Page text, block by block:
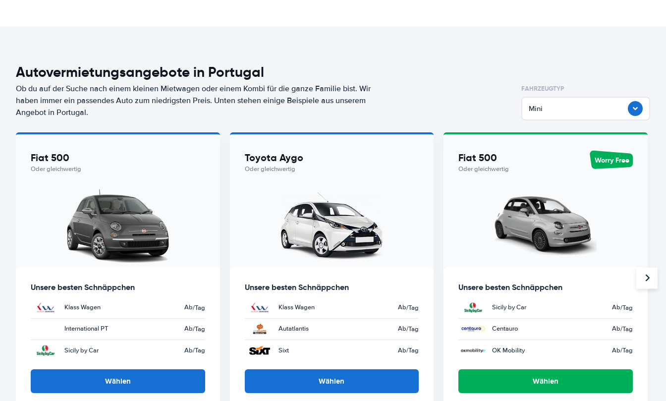
Autovermietungsangebote in Portugal
Ob du auf der Suche nach einem kleinen Mietwagen oder einem Kombi für die ganze Familie bist. Wir
haben immer ein passendes Auto zum niedrigsten Preis. Unten stehen einige Beispiele aus unserem
Angebot in Portugal.
FAHRZEUGTYP
Mini
Fiat 500
Oder gleichwertig
Unsere besten Schnäppchen
Klass Wagen Ab/Tag
International PT Ab/Tag
Sicily by Car Ab/Tag
Wählen
Toyota Aygo
Oder gleichwertig
Unsere besten Schnäppchen
Klass Wagen Ab/Tag
Autatlantis Ab/Tag
Sixt Ab/Tag
Wählen
Fiat 500
Oder gleichwertig
Worry Free
Unsere besten Schnäppchen
Sicily by Car Ab/Tag
Centauro Ab/Tag
OK Mobility Ab/Tag
Wählen